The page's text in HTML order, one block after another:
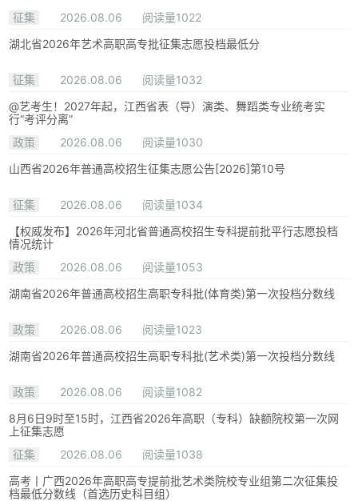
征集 2026.08.06
阅读量1022
湖北省2026年艺术高职高专批征集志愿投档最低分
征集 2026.08.06
阅读量1032
@艺考生！2027年起，江西省表（导）演类、舞蹈类专业统考实
行“考评分离”
政策
2026.08.06
阅读量1030
山西省2026年普通高校招生征集志愿公告[2026]第10号
征集 2026.08.06
阅读量1034
【权威发布】2026年河北省普通高校招生专科提前批平行志愿投档
情况统计
政策
2026.08.06
阅读量1053
湖南省2026年普通高校招生高职专科批(体育类)第一次投档分数线
政策 2026.08.06
阅读量1023
湖南省2026年普通高校招生高职专科批(艺术类)第一次投档分数线
政策 2026.08.06
阅读量1082
8月6日9时至15时，江西省2026年高职（专科）缺额院校第一次网
上征集志愿
征集
2026.08.06
阅读量1038
高考丨广西2026年高职高专提前批艺术类院校专业组第二次征集投
档最低分数线（首选历史科目组）